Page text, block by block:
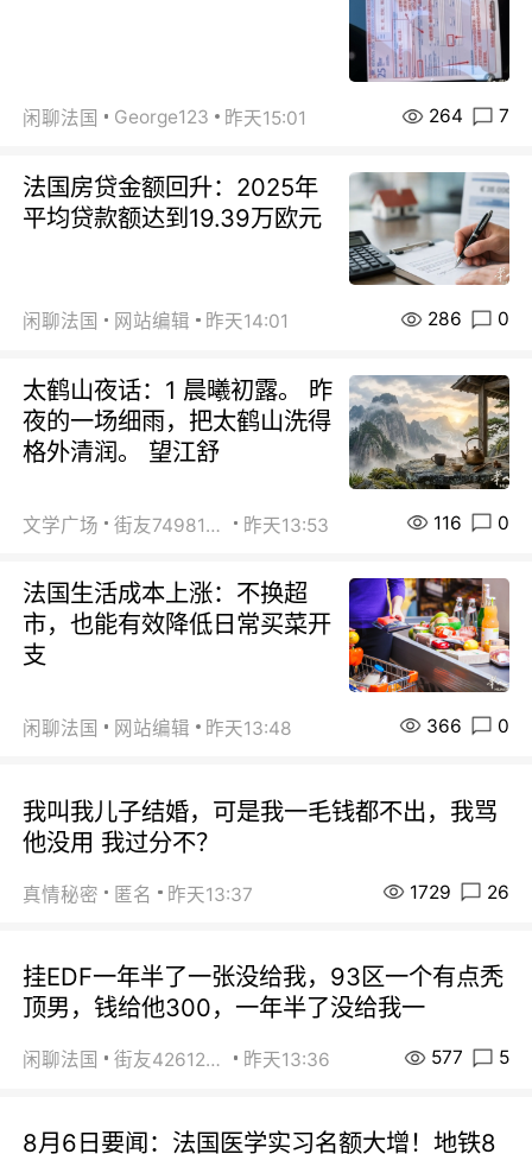
闲聊法国 George123 昨天15:01 264 7
法国房贷金额回升：2025年
平均贷款额达到19.39万欧元
闲聊法国 网站编辑 昨天14:01 286 0
太鹤山夜话：1 晨曦初露。 昨
夜的一场细雨，把太鹤山洗得
格外清润。 望江舒
文学广场 街友74981146 昨天13:53 116 0
法国生活成本上涨：不换超
市，也能有效降低日常买菜开
支
闲聊法国 网站编辑 昨天13:48 366 0
我叫我儿子结婚，可是我一毛钱都不出，我骂
他没用 我过分不？
真情秘密 匿名 昨天13:37 1729 26
挂EDF一年半了一张没给我，93区一个有点秃
顶男，钱给他300，一年半了没给我一
闲聊法国 街友42612092 昨天13:36 577 5
8月6日要闻：法国医学实习名额大增！地铁8